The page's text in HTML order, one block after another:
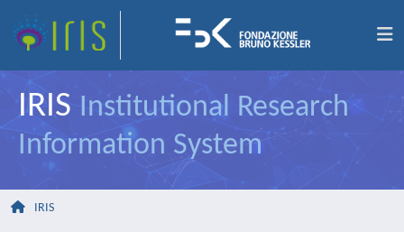
IRIS Institutional Research
Information System
IRIS